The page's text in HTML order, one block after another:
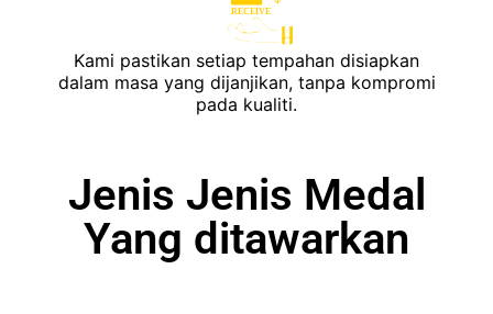
RECEIVE
Kami pastikan setiap tempahan disiapkan
dalam masa yang dijanjikan, tanpa kompromi
pada kualiti.
Jenis Jenis Medal
Yang ditawarkan